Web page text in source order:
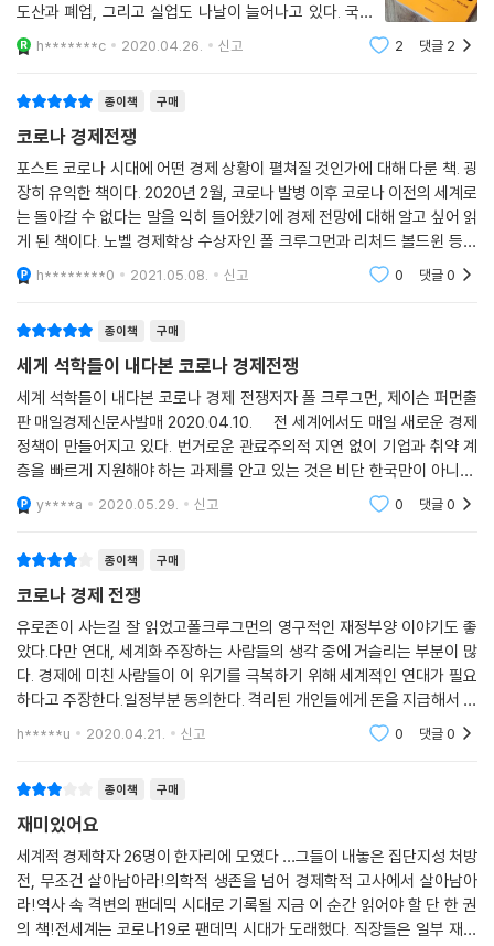
도산과 폐업, 그리고 실업도 나날이 늘어나고 있다. 국제
통화기금(IMF)는 올해 세계 경제가 1930년대 대공황 이
후 최악의 경기 침체를 겪을 것이라고 전망한다. 자칫 코
h*******c 2020.04.26. 신고 2 댓글 2
종이책 구매
코로나 경제전쟁
포스트 코로나 시대에 어떤 경제 상황이 펼쳐질 것인가에 대해 다룬 책. 굉
장히 유익한 책이다. 2020년 2월, 코로나 발병 이후 코로나 이전의 세계로
는 돌아갈 수 없다는 말을 익히 들어왔기에 경제 전망에 대해 알고 싶어 읽
게 된 책이다. 노벨 경제학상 수상자인 폴 크루그먼과 리처드 볼드윈 등이
펴낸 이야기로, 앞으로의 상황에 대해 심도 있게 알 수 있었다. 매일 새로운
아침이지
h********0 2021.05.08. 신고 0 댓글0
종이책 구매
세게 석학들이 내다본 코로나 경제전쟁
세계 석학들이 내다본 코로나 경제 전쟁저자 폴 크루그먼, 제이슨 퍼먼출
판 매일경제신문사발매 2020.04.10. 전 세계에서도 매일 새로운 경제
정책이 만들어지고 있다. 번거로운 관료주의적 지연 없이 기업과 취약 계
층을 빠르게 지원해야 하는 과제를 안고 있는 것은 비단 한국만이 아니다.
전 세계 나라에서 당면한 문제이다. 개인의 문제가 발행되면 오롯이 개인
이 전적으로
y****a 2020.05.29. 신고 0 댓글0
종이책 구매
코로나 경제 전쟁
유로존이 사는길 잘 읽었고폴크루그먼의 영구적인 재정부양 이야기도 좋
았다.다만 연대, 세계화 주장하는 사람들의 생각 중에 거슬리는 부분이 많
다. 경제에 미친 사람들이 이 위기를 극복하기 위해 세계적인 연대가 필요
하다고 주장한다.일정부분 동의한다. 격리된 개인들에게 돈을 지급해서 생
존을 가능하게 하고돈줄이 마른 기업에게 단기 대출이든 채권이든 발행해
h*****u 2020.04.21. 신고 0 댓글0
종이책 구매
재미있어요
세계적 경제학자 26명이 한자리에 모였다 …그들이 내놓은 집단지성 처방
전, 무조건 살아남아라!의학적 생존을 넘어 경제학적 고사에서 살아남아
라!역사 속 격변의 팬데믹 시대로 기록될 지금 이 순간 읽어야 할 단 한 권
의 책!전세계는 코로나19로 팬데믹 시대가 도래했다. 직장들은 일부 재택